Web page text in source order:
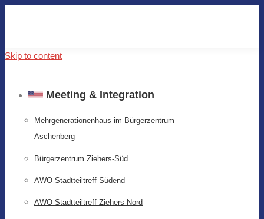
Skip to content
Meeting & Integration
Mehrgenerationenhaus im Bürgerzentrum
Aschenberg
Bürgerzentrum Ziehers-Süd
AWO Stadtteiltreff Südend
AWO Stadtteiltreff Ziehers-Nord